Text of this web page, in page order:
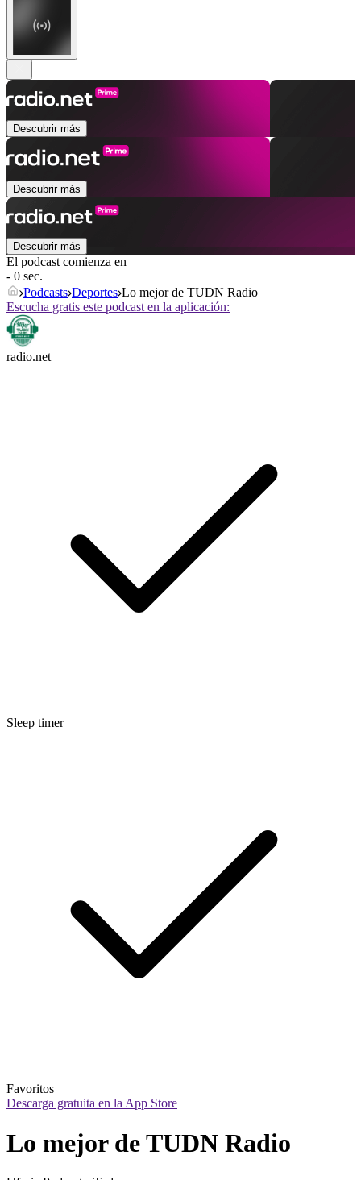
Descubrir más
Descubrir más
Descubrir más
El podcast comienza en
- 0 sec.
Podcasts Deportes Lo mejor de TUDN Radio
Escucha gratis este podcast en la aplicación:
radio.net
Sleep timer
Favoritos
Descarga gratuita en la App Store
Lo mejor de TUDN Radio